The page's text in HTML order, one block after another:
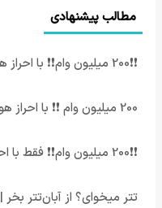
مطالب پیشنهادی
❗❗200 میلیون وام❗❗ با احراز هویت در آبان تتر
200 میلیون وام ❗❗ با احراز هویت در آبان تتر
❗❗200 میلیون وام❗❗ فقط با احراز هویت
تتر میخوای؟ از آبان‌تتر بخر | 100 هزار تومان هم جایزه بگیر